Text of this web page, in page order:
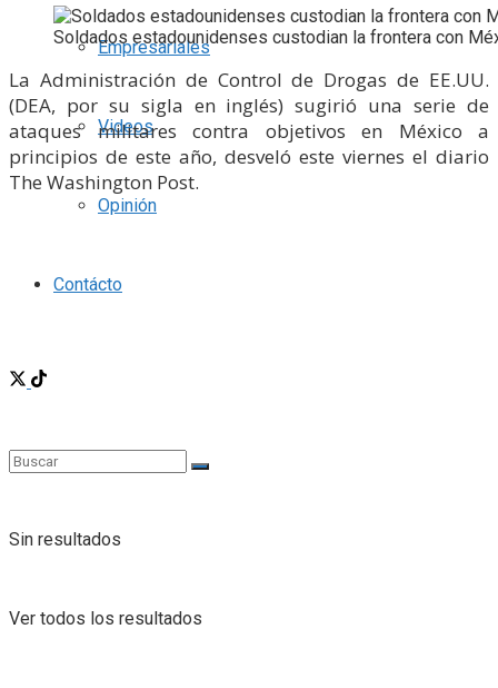
Empresariales
Videos
Opinión
Contácto
Sin resultados
Ver todos los resultados
Soldados estadounidenses custodian la frontera con
La Administración de Control de Drogas de EE.UU.
(DEA, por su sigla en inglés) sugirió una serie de
ataques militares contra objetivos en México a
principios de este año, desveló este viernes el diario
The Washington Post.